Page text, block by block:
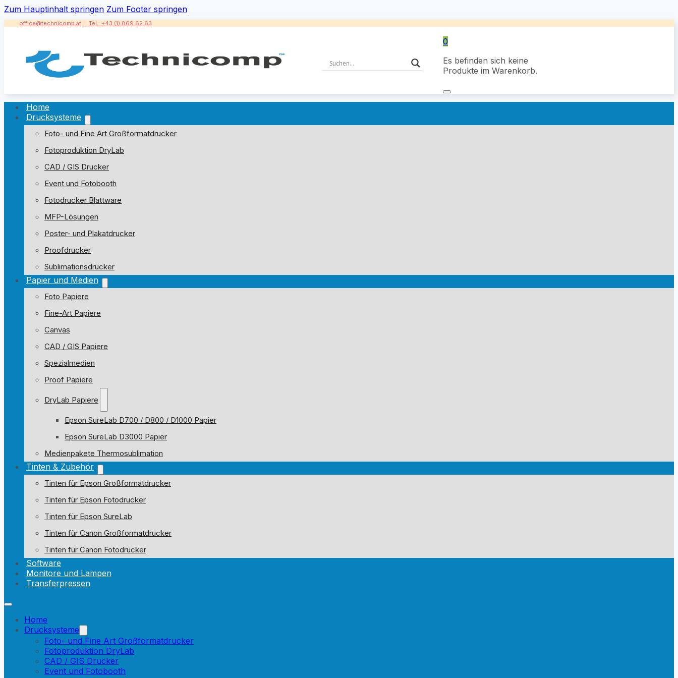
Zum Hauptinhalt springen Zum Footer springen
office@technicomp.at Tel.: +43 (1) 869 62 63
0
Es befinden sich keine
Produkte im Warenkorb.
Home
Drucksysteme
Foto- und Fine Art Großformatdrucker
Fotoproduktion DryLab
CAD / GIS Drucker
Event und Fotobooth
Fotodrucker Blattware
MFP-Lösungen
Poster- und Plakatdrucker
Proofdrucker
Sublimationsdrucker
Papier und Medien
Foto Papiere
Fine-Art Papiere
Canvas
CAD / GIS Papiere
Spezialmedien
Proof Papiere
DryLab Papiere
Epson SureLab D700 / D800 / D1000 Papier
Epson SureLab D3000 Papier
Medienpakete Thermosublimation
Tinten & Zubehör
Tinten für Epson Großformatdrucker
Tinten für Epson Fotodrucker
Tinten für Epson SureLab
Tinten für Canon Großformatdrucker
Tinten für Canon Fotodrucker
Software
Monitore und Lampen
Transferpressen
Home
Drucksysteme
Foto- und Fine Art Großformatdrucker
Fotoproduktion DryLab
CAD / GIS Drucker
Event und Fotobooth